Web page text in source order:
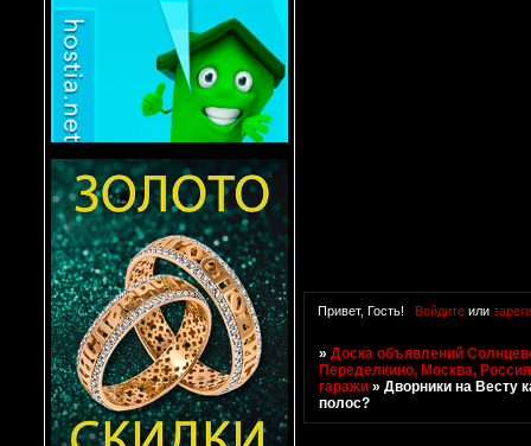
Привет, Гость! Войдитеили
»Доска объявлений
Переделкино, Москва, Россия
гаражи »Дворники на Весту
полос?